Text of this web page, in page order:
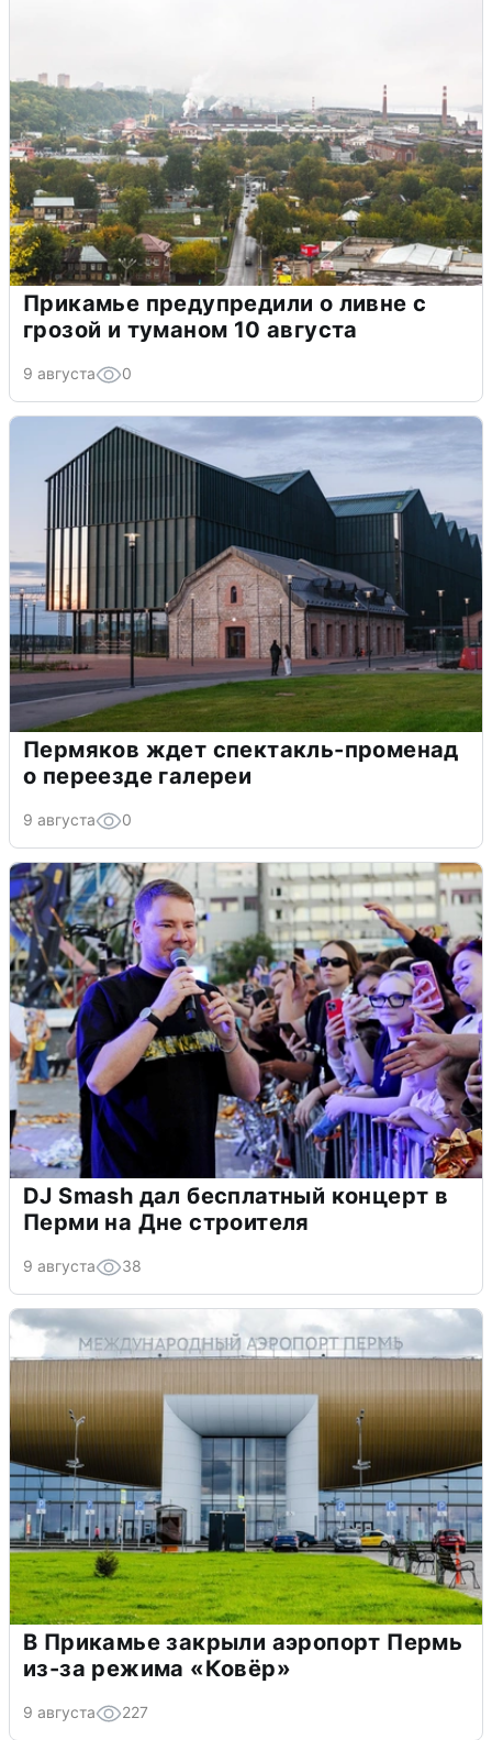
Прикамье предупредили о ливне с
грозой и туманом 10 августа
9 августа 0
Пермяков ждет спектакль-променад
о переезде галереи
9 августа 0
DJ Smash дал бесплатный концерт в
Перми на Дне строителя
9 августа 38
В Прикамье закрыли аэропорт Пермь
из-за режима «Ковёр»
9 августа 227